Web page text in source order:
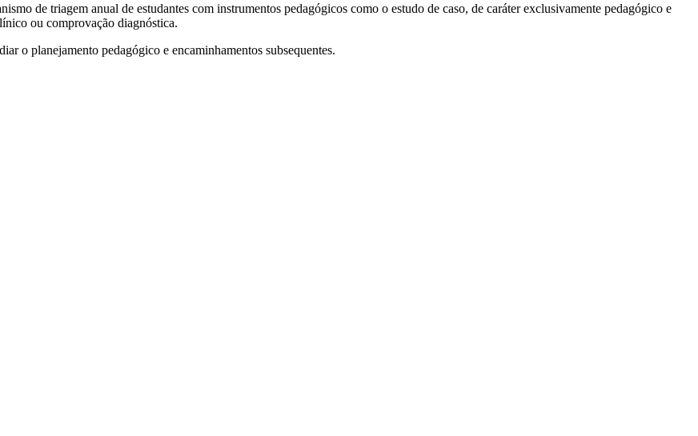
de triagem anual de estudantes com instrumentos pedagógicos como o estudo de caso, de caráter exclusivamente pedagógico e
ou comprovação diagnóstica.
o planejamento pedagógico e encaminhamentos subsequentes.